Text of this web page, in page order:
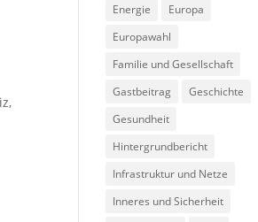
,
Energie
Europa
Europawahl
Familie und Gesellschaft
Gastbeitrag
Geschichte
Gesundheit
Hintergrundbericht
Infrastruktur und Netze
Inneres und Sicherheit